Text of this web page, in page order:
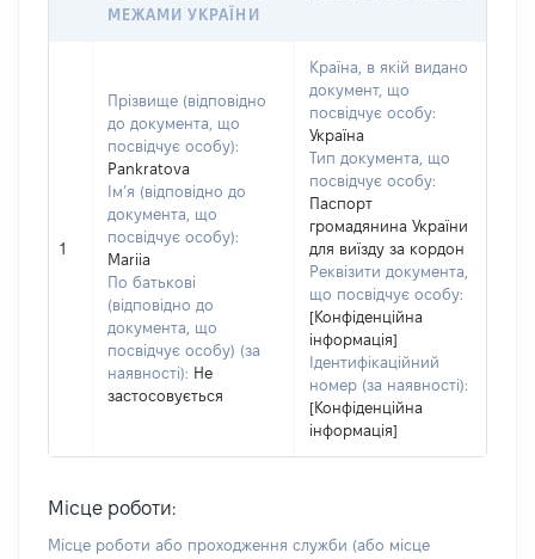
МЕЖАМИ УКРАЇНИ
1
Прізвище (відповідно
до документа, що
посвідчує особу):
Pankratova
Ім’я (відповідно до
документа, що
посвідчує особу):
Mariia
По батькові
(відповідно до
документа, що
посвідчує особу) (за
наявності): Не
застосовується
Країна, в якій видано
документ, що
посвідчує особу:
Україна
Тип документа, що
посвідчує особу:
Паспорт
громадянина України
для виїзду за кордон
Реквізити документа,
що посвідчує особу:
[Конфіденційна
інформація]
Ідентифікаційний
номер (за наявності):
[Конфіденційна
інформація]
Місце роботи:
Місце роботи або проходження служби (або місце